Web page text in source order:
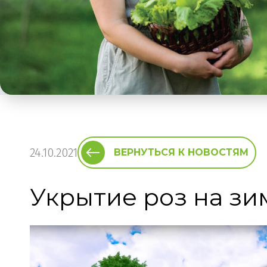
24.10.2021 ВЕРНУТЬСЯ К НОВОСТЯМ
Укрытие роз на